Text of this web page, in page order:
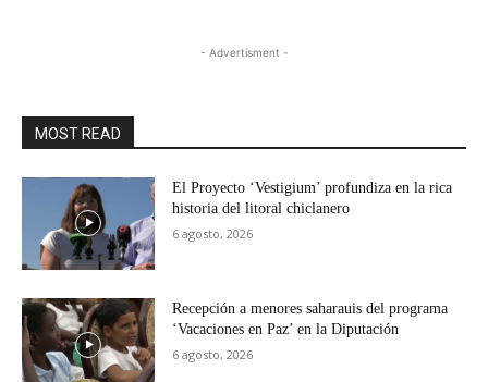
- Advertisment -
MOST READ
El Proyecto ‘Vestigium’ profundiza en la rica
historia del litoral chiclanero
6 agosto, 2026
Recepción a menores saharauis del programa
‘Vacaciones en Paz’ en la Diputación
6 agosto, 2026